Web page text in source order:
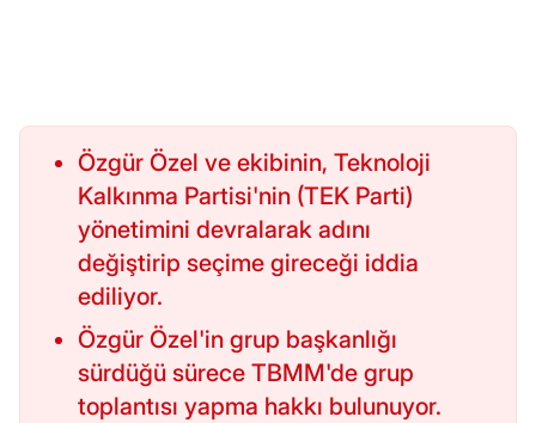
Özgür Özel ve ekibinin, Teknoloji
Kalkınma Partisi'nin (TEK Parti)
yönetimini devralarak adını
değiştirip seçime gireceği iddia
ediliyor.
Özgür Özel'in grup başkanlığı
sürdüğü sürece TBMM'de grup
toplantısı yapma hakkı bulunuyor.